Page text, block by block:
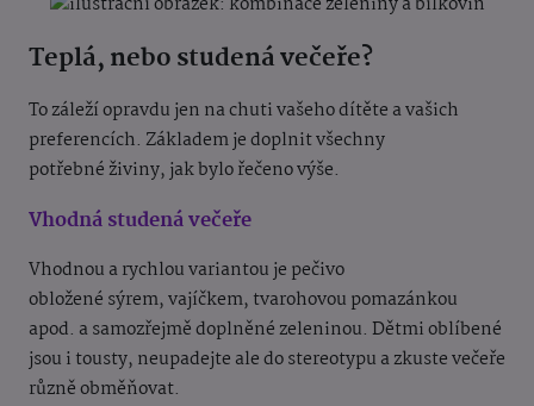
Teplá, nebo studená večeře?
To záleží opravdu jen na chuti vašeho dítěte a vašich
preferencích. Základem je doplnit všechny
potřebné živiny, jak bylo řečeno výše.
Vhodná studená večeře
Vhodnou a rychlou variantou je pečivo
obložené sýrem, vajíčkem, tvarohovou pomazánkou
apod. a samozřejmě doplněné zeleninou. Dětmi oblíbené
jsou i tousty, neupadejte ale do stereotypu a zkuste večeře
různě obměňovat.